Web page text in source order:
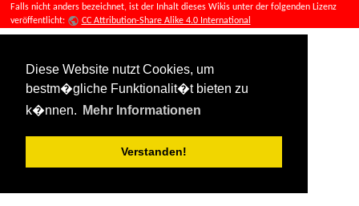
Diese Website nutzt Cookies, um
bestm�gliche Funktionalit�t bieten zu
k�nnen.
Mehr Informationen
Verstanden!
Falls nicht anders bezeichnet, ist der Inhalt dieses Wikis unter der folgenden Lizenz
veröffentlicht:
CC Attribution-Share Alike 4.0 International